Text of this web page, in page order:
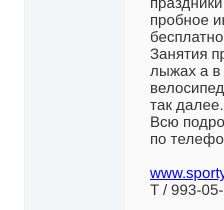
пробное
Занятия
лыжах а в
так далее.
Всю
по
Т / 993-